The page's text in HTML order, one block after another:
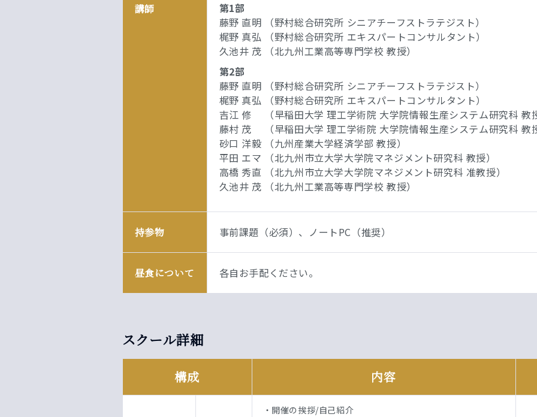
講師
第1部
藤野 直明 （野村総合研究所 シニアチーフストラテジスト）
梶野 真弘 （野村総合研究所 エキスパートコンサルタント）
久池井 茂 （北九州工業高等専門学校 教授）
第2部
藤野 直明 （野村総合研究所 シニアチーフストラテジスト）
梶野 真弘 （野村総合研究所 エキスパートコンサルタント）
吉江 修 （早稲田大学 理工学術院 大学院情報生産システム研究科 教
藤村 茂 （早稲田大学 理工学術院 大学院情報生産システム研究科 教
砂口 洋毅 （九州産業大学経済学部 教授）
平田 エマ （北九州市立大学大学院マネジメント研究科 教授）
高橋 秀直 （北九州市立大学大学院マネジメント研究科 准教授）
久池井 茂 （北九州工業高等専門学校 教授）
持参物 事前課題（必須）、ノートPC（推奨）
昼食について 各自お手配ください。
スクール詳細
構成 内容
・開催の挨拶/自己紹介